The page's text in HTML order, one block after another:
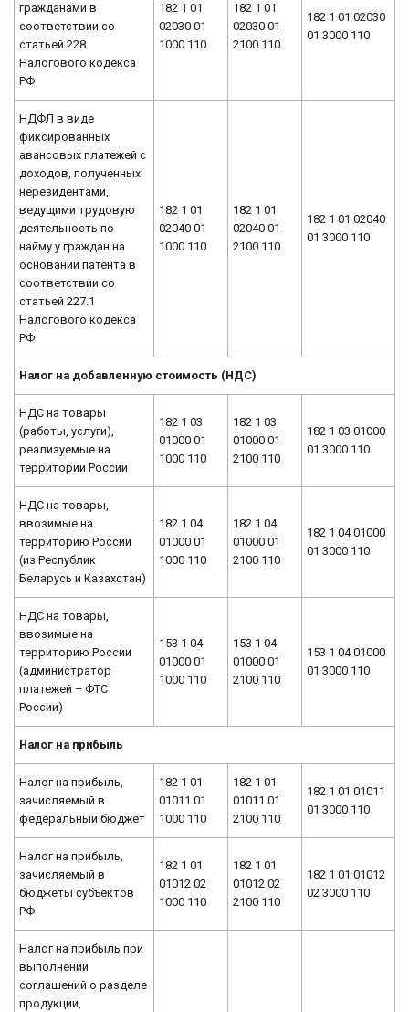
гражданами в
соответствии со
статьей 228
Налогового кодекса
РФ
182 1 01
02030 01
1000 110
182 1 01
02030 01
2100 110
182 1 01 02030
01 3000 110
НДФЛ в виде
фиксированных
авансовых платежей с
доходов, полученных
нерезидентами,
ведущими трудовую
деятельность по
найму у граждан на
основании патента в
соответствии со
статьей 227.1
Налогового кодекса
РФ
182 1 01
02040 01
1000 110
182 1 01
02040 01
2100 110
182 1 01 02040
01 3000 110
Налог на добавленную стоимость (НДС)
НДС на товары
(работы, услуги),
реализуемые на
территории России
182 1 03
01000 01
1000 110
182 1 03
01000 01
2100 110
182 1 03 01000
01 3000 110
НДС на товары,
ввозимые на
территорию России
(из Республик
Беларусь и Казахстан)
182 1 04
01000 01
1000 110
182 1 04
01000 01
2100 110
182 1 04 01000
01 3000 110
НДС на товары,
ввозимые на
территорию России
(администратор
платежей – ФТС
России)
153 1 04
01000 01
1000 110
153 1 04
01000 01
2100 110
153 1 04 01000
01 3000 110
Налог на прибыль
Налог на прибыль,
зачисляемый в
федеральный бюджет
182 1 01
01011 01
1000 110
182 1 01
01011 01
2100 110
182 1 01 01011
01 3000 110
Налог на прибыль,
зачисляемый в
бюджеты субъектов
РФ
182 1 01
01012 02
1000 110
182 1 01
01012 02
2100 110
182 1 01 01012
02 3000 110
Налог на прибыль при
выполнении
соглашений о разделе
продукции,